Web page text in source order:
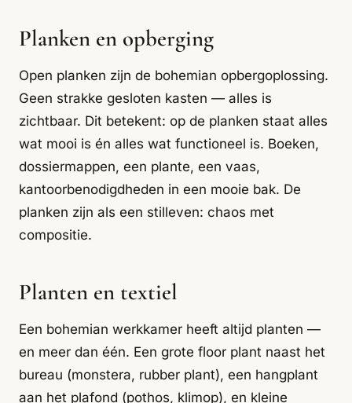
Planken en opberging
Open planken zijn de bohemian opbergoplossing.
Geen strakke gesloten kasten — alles is
zichtbaar. Dit betekent: op de planken staat alles
wat mooi is én alles wat functioneel is. Boeken,
dossiermappen, een plante, een vaas,
kantoorbenodigdheden in een mooie bak. De
planken zijn als een stilleven: chaos met
compositie.
Planten en textiel
Een bohemian werkkamer heeft altijd planten —
en meer dan één. Een grote floor plant naast het
bureau (monstera, rubber plant), een hangplant
aan het plafond (pothos, klimop), en kleine